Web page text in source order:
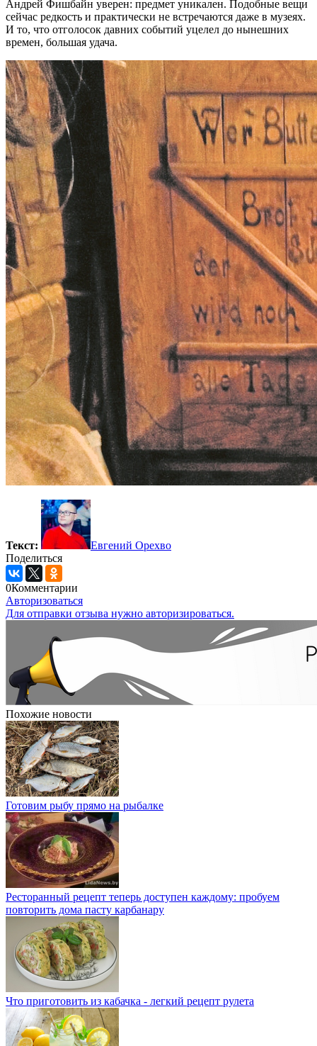
Андрей Фишбайн уверен: предмет уникален. Подобные вещи
сейчас редкость и практически не встречаются даже в музеях.
И то, что отголосок давних событий уцелел до нынешних
времен, большая удача.
Текст:
Евгений Орехво
Поделиться
0Комментарии
Авторизоваться
Для отправки отзыва нужно авторизироваться.
Похожие новости
Готовим рыбу прямо на рыбалке
Ресторанный рецепт теперь доступен каждому: пробуем
повторить дома пасту карбанару
Что приготовить из кабачка - легкий рецепт рулета